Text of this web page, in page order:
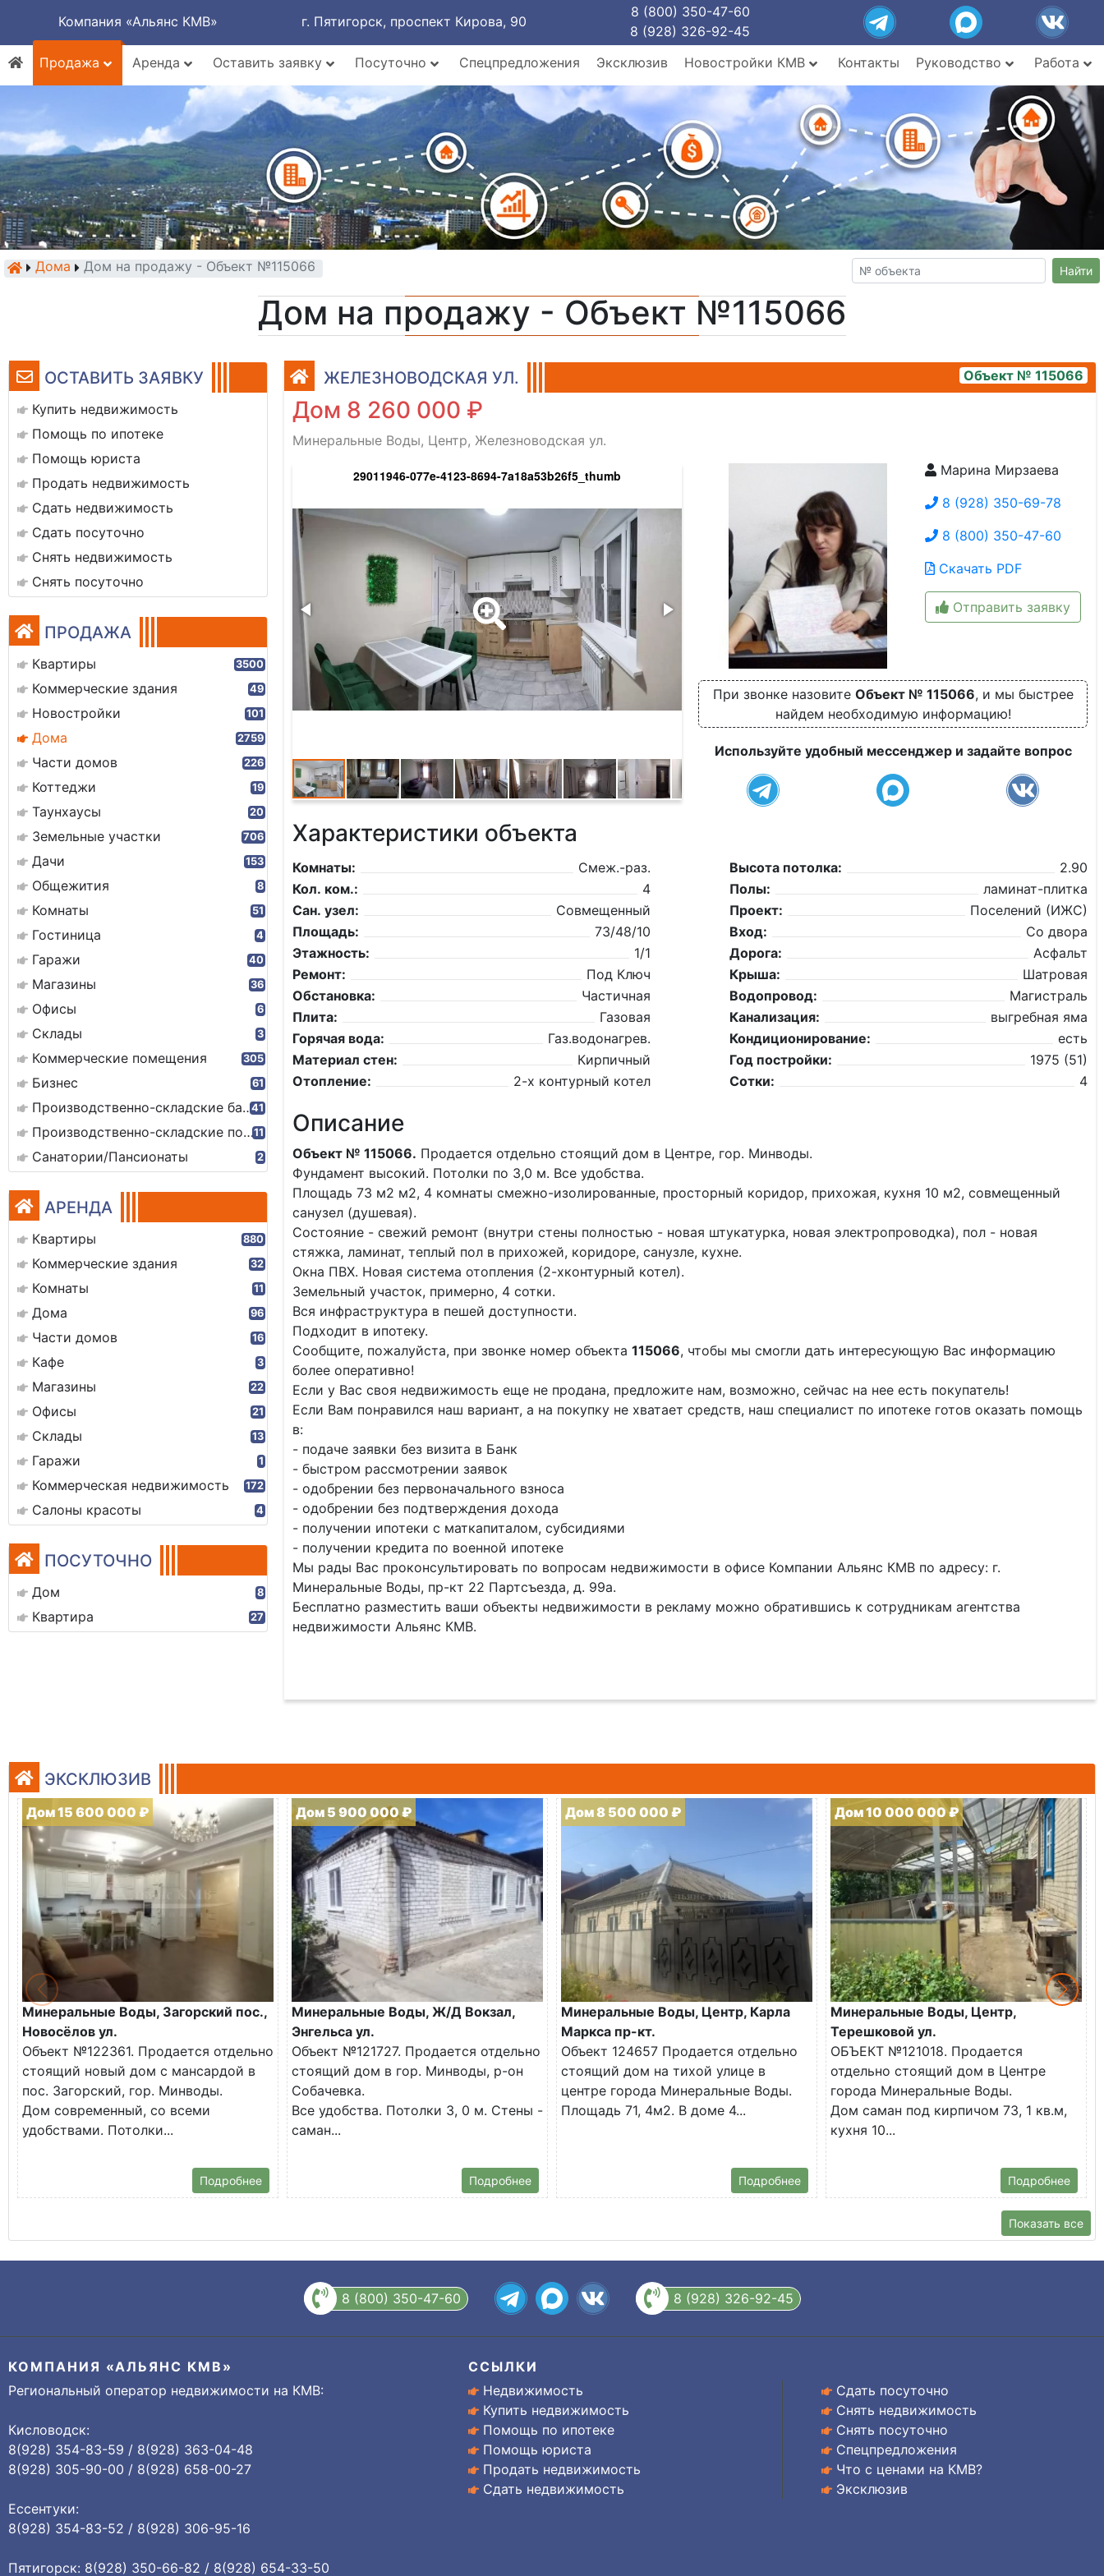
Компания «Альянс КМВ» г. Пятигорск, проспект Кирова, 90
8 (800) 350-47-60
8 (928) 326-92-45
Продажа
Аренда Оставить заявку Посуточно Спецпредложения Эксклюзив Новостройки КМВ Контакты Руководство Работа
Дома Дом на продажу - Объект №115066 Найти
Дом на продажу - Объект №115066
ОСТАВИТЬ ЗАЯВКУ
Купить недвижимость
Помощь по ипотеке
Помощь юриста
Продать недвижимость
Сдать недвижимость
Сдать посуточно
Снять недвижимость
Снять посуточно
ПРОДАЖА
Квартиры 3500
Коммерческие здания 49
Новостройки 101
Дома 2759
Части домов 226
Коттеджи 19
Таунхаусы 20
Земельные участки 706
Дачи 153
Общежития 8
Комнаты 51
Гостиница 4
Гаражи 40
Магазины 36
Офисы 6
Склады 3
Коммерческие помещения 305
Бизнес 61
Производственно-складские базы41
Производственно-складские помещения11
Санатории/Пансионаты 2
АРЕНДА
Квартиры 880
Коммерческие здания 32
Комнаты 11
Дома 96
Части домов 16
Кафе 3
Магазины 22
Офисы 21
Склады 13
Гаражи 1
Коммерческая недвижимость 172
Салоны красоты 4
ПОСУТОЧНО
Дом 8
Квартира 27
ЖЕЛЕЗНОВОДСКАЯ УЛ. Объект № 115066
Дом 8 260 000 ₽
Минеральные Воды, Центр, Железноводская ул.
29011946-077e-4123-8694-7a18a53b26f5_thumb
Марина Мирзаева
8 (928) 350-69-78
8 (800) 350-47-60
Скачать PDF
Отправить заявку
При звонке назовите Объект № 115066, и мы быстрее
найдем необходимую информацию!
Используйте удобный мессенджер и задайте вопрос
Характеристики объекта
Комнаты:
Смеж.-раз.
Кол. ком.:
4
Сан. узел:
Совмещенный
Площадь:
73/48/10
Этажность:
1/1
Ремонт:
Под Ключ
Обстановка:
Частичная
Плита:
Газовая
Горячая вода:
Газ.водонагрев.
Материал стен:
Кирпичный
Отопление:
2-х контурный котел
Высота потолка:
2.90
Полы:
ламинат-плитка
Проект:
Поселений (ИЖС)
Вход:
Со двора
Дорога:
Асфальт
Крыша:
Шатровая
Водопровод:
Магистраль
Канализация:
выгребная яма
Кондиционирование:
есть
Год постройки:
1975 (51)
Сотки:
4
Описание
Объект № 115066. Продается отдельно стоящий дом в Центре, гор. Минводы.
Фундамент высокий. Потолки по 3,0 м. Все удобства.
Площадь 73 м2 м2, 4 комнаты смежно-изолированные, просторный коридор, прихожая, кухня 10 м2, совмещенный
санузел (душевая).
Состояние - свежий ремонт (внутри стены полностью - новая штукатурка, новая электропроводка), пол - новая
стяжка, ламинат, теплый пол в прихожей, коридоре, санузле, кухне.
Окна ПВХ. Новая система отопления (2-хконтурный котел).
Земельный участок, примерно, 4 сотки.
Вся инфраструктура в пешей доступности.
Подходит в ипотеку.
Сообщите, пожалуйста, при звонке номер объекта 115066, чтобы мы смогли дать интересующую Вас информацию
более оперативно!
Если у Вас своя недвижимость еще не продана, предложите нам, возможно, сейчас на нее есть покупатель!
Если Вам понравился наш вариант, а на покупку не хватает средств, наш специалист по ипотеке готов оказать помощь
в:
- подаче заявки без визита в Банк
- быстром рассмотрении заявок
- одобрении без первоначального взноса
- одобрении без подтверждения дохода
- получении ипотеки с маткапиталом, субсидиями
- получении кредита по военной ипотеке
Мы рады Вас проконсультировать по вопросам недвижимости в офисе Компании Альянс КМВ по адресу: г.
Минеральные Воды, пр-кт 22 Партсъезда, д. 99а.
Бесплатно разместить ваши объекты недвижимости в рекламу можно обратившись к сотрудникам агентства
недвижимости Альянс КМВ.
ЭКСКЛЮЗИВ
Дом 15 600 000 ₽
Минеральные Воды, Загорский пос.,
Новосёлов ул.
Объект №122361. Продается отдельно
стоящий новый дом с мансардой в
пос. Загорский, гор. Минводы.
Дом современный, со всеми
удобствами. Потолки...
Подробнее
Дом 5 900 000 ₽
Минеральные Воды, Ж/Д Вокзал,
Энгельса ул.
Объект №121727. Продается отдельно
стоящий дом в гор. Минводы, р-он
Собачевка.
Все удобства. Потолки 3, 0 м. Стены -
саман...
Подробнее
Дом 8 500 000 ₽
Минеральные Воды, Центр, Карла
Маркса пр-кт.
Объект 124657 Продается отдельно
стоящий дом на тихой улице в
центре города Минеральные Воды.
Площадь 71, 4м2. В доме 4...
Подробнее
Дом 10 000 000 ₽
Минеральные Воды, Центр,
Терешковой ул.
ОБЪЕКТ №121018. Продается
отдельно стоящий дом в Центре
города Минеральные Воды.
Дом саман под кирпичом 73, 1 кв.м,
кухня 10...
Подробнее
Показать все
8 (800) 350-47-60 8 (928) 326-92-45
КОМПАНИЯ «АЛЬЯНС КМВ»
Региональный оператор недвижимости на КМВ:
Кисловодск:
8(928) 354-83-59 / 8(928) 363-04-48
8(928) 305-90-00 / 8(928) 658-00-27
Ессентуки:
8(928) 354-83-52 / 8(928) 306-95-16
Пятигорск: 8(928) 350-66-82 / 8(928) 654-33-50
ССЫЛКИ
Недвижимость
Купить недвижимость
Помощь по ипотеке
Помощь юриста
Продать недвижимость
Сдать недвижимость
Сдать посуточно
Снять недвижимость
Снять посуточно
Спецпредложения
Что с ценами на КМВ?
Эксклюзив